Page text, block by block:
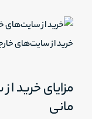
خرید از سایت‌های
مزایای خرید
مانی